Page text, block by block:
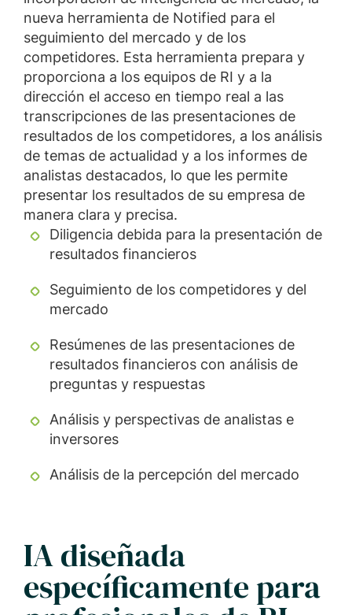
nueva herramienta de Notified para el
seguimiento del mercado y de los
competidores. Esta herramienta prepara y
proporciona a los equipos de RI y a la
dirección el acceso en tiempo real a las
transcripciones de las presentaciones de
resultados de los competidores, a los análisis
de temas de actualidad y a los informes de
analistas destacados, lo que les permite
presentar los resultados de su empresa de
manera clara y precisa.
Diligencia debida para la presentación de
resultados financieros
Seguimiento de los competidores y del
mercado
Resúmenes de las presentaciones de
resultados financieros con análisis de
preguntas y respuestas
Análisis y perspectivas de analistas e
inversores
Análisis de la percepción del mercado
IA diseñada
específicamente para